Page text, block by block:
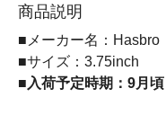
商品説明
■メーカー名：Hasbro
■サイズ：3.75inch
■入荷予定時期：9月頃